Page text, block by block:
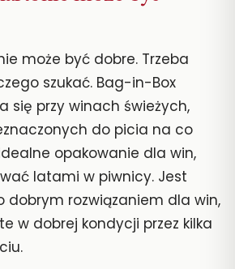
może być dobre. Trzeba
szukać. Bag-in-Box
się przy winach świeżych,
do picia na co
opakowanie dla win,
latami w piwnicy. Jest
dobrym rozwiązaniem dla win,
w dobrej kondycji przez kilka